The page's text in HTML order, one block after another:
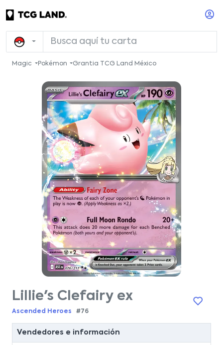
Magic Pokémon Grantia TCG Land México
Lillie's Clefairy ex
Ascended Heroes #76
Vendedores e información